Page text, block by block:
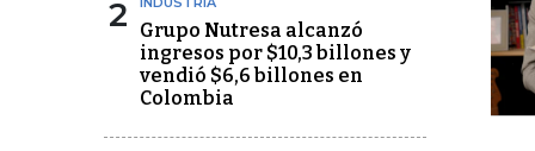
2
Grupo Nutresa alcanzó
ingresos por $10,3 billones y
vendió $6,6 billones en
Colombia